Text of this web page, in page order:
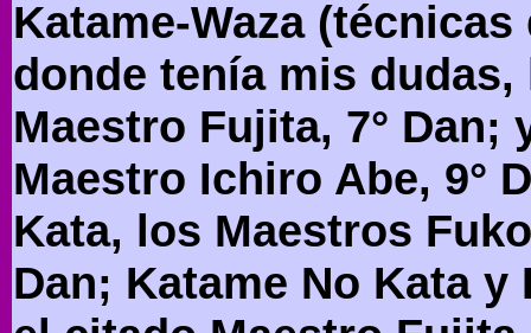
Katame-Waza
donde tenía mis
Maestro Fujita, 7° Dan;
Maestro Ichiro Abe, 9°
Kata, los Maestros
Dan; Katame No Kata